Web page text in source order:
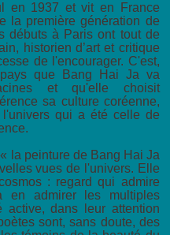
en 1937 et vit en France
la première génération de
débuts à Paris ont tout de
historien d’art et critique
de l'encourager. C'est,
que Bang Hai Ja va
et qu'elle choisit
sa culture coréenne,
l'univers qui a été celle de
la peinture de Bang Hai Ja
vues de l'univers. Elle
: regard qui admire
en admirer les multiples
active, dans leur attention
sont, sans doute, des